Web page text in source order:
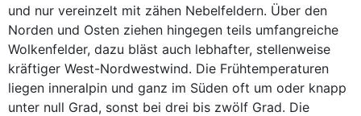
und nur vereinzelt mit zähen Nebelfeldern. Über den
Norden und Osten ziehen hingegen teils umfangreiche
Wolkenfelder, dazu bläst auch lebhafter, stellenweise
kräftiger West-Nordwestwind. Die Frühtemperaturen
liegen inneralpin und ganz im Süden oft um oder knapp
unter null Grad, sonst bei drei bis zwölf Grad. Die